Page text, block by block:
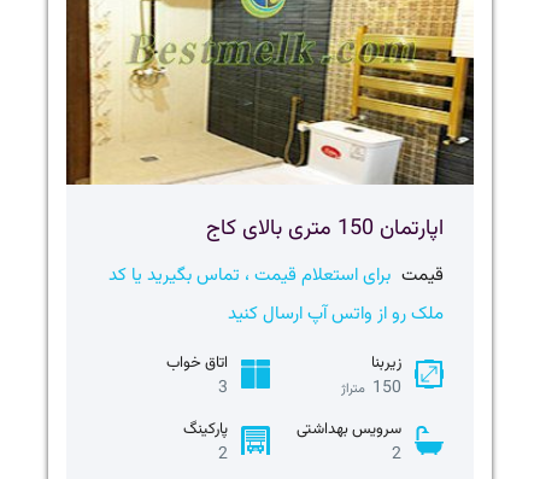
اپارتمان 150 متری بالای کاج
قیمت برای استعلام قیمت ، تماس بگیرید یا کد
ملک رو از واتس آپ ارسال کنید
زیربنا
150 متراژ
اتاق خواب
3
سرویس بهداشتی
2
پارکینگ
2